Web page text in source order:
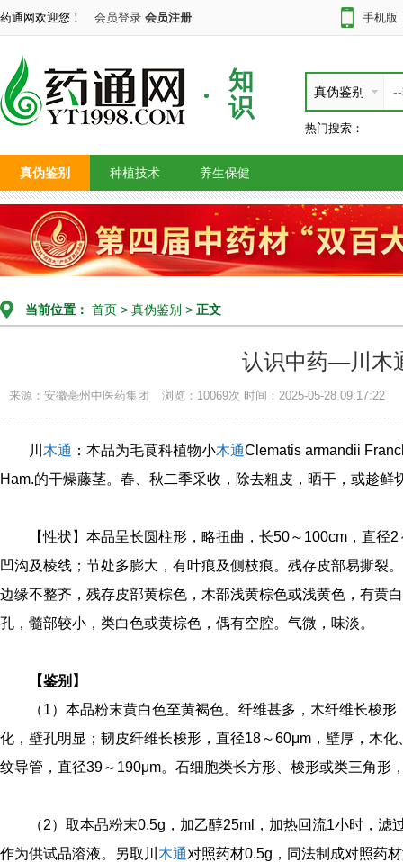
药通网欢迎您！ 会员登录 会员注册 手机版
知
识
真伪鉴别
热门搜索：
真伪鉴别 种植技术 养生保健
当前位置： 首页 > 真伪鉴别 > 正文
认识中药—川木
来源：安徽亳州中医药集团 浏览：10069次 时间：2025-05-28 09:17:22
川 木通 ：本品为毛茛科植物小木通Clematis armandii
Ham.的干燥藤茎。春、秋二季采收，除去粗皮，晒干，或趁鲜
【性状】本品呈长圆柱形，略扭曲，长50～100cm，直径
凹沟及棱线；节处多膨大，有叶痕及侧枝痕。残存皮部易撕裂
边缘不整齐，残存皮部黄棕色，木部浅黄棕色或浅黄色，有黄
孔，髓部较小，类白色或黄棕色，偶有空腔。气微，味淡。
【鉴别】
（1）本品粉末黄白色至黄褐色。纤维甚多，木纤维长梭
化，壁孔明显；韧皮纤维长梭形，直径18～60μm，壁厚，木
纹导管，直径39～190μm。石细胞类长方形、梭形或类三角形
（2）取本品粉末0.5g，加乙醇25ml，加热回流1小时，
作为供试品溶液。另取川 木通对照药材0.5g，同法制成对照药